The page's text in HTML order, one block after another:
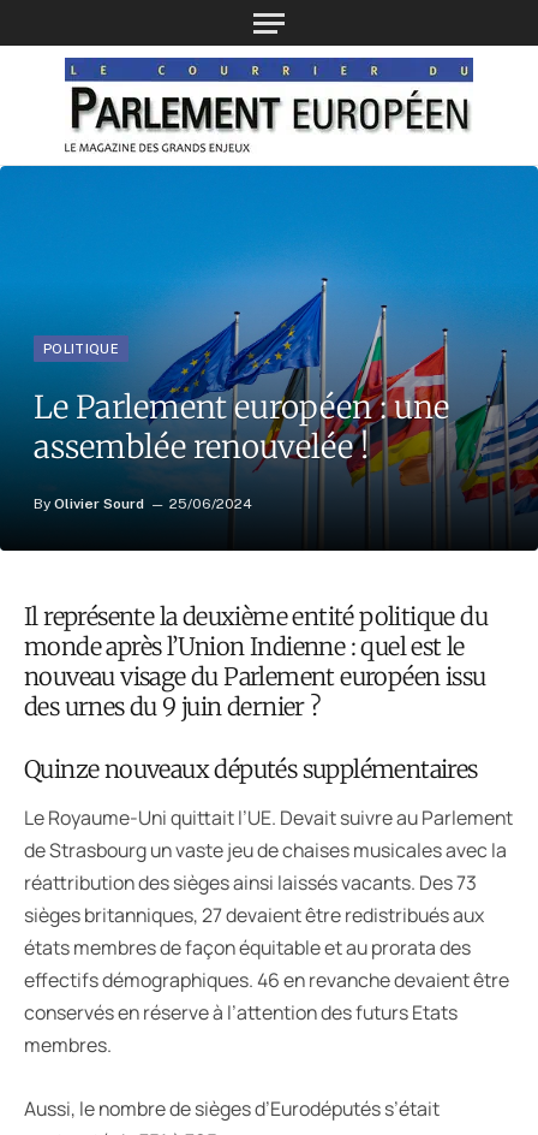
POLITIQUE
Le Parlement européen : une
assemblée renouvelée !
By Olivier Sourd 25/06/2024
Il représente la deuxième entité politique du
monde après l’Union Indienne : quel est le
nouveau visage du Parlement européen issu
des urnes du 9 juin dernier ?
Quinze nouveaux députés supplémentaires
Le Royaume-Uni quittait l’UE. Devait suivre au Parlement
de Strasbourg un vaste jeu de chaises musicales avec la
réattribution des sièges ainsi laissés vacants. Des 73
sièges britanniques, 27 devaient être redistribués aux
états membres de façon équitable et au prorata des
effectifs démographiques. 46 en revanche devaient être
conservés en réserve à l’attention des futurs Etats
membres.
Aussi, le nombre de sièges d’Eurodéputés s’était